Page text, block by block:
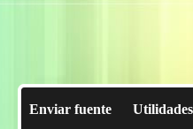
Enviar fuente Utilidades